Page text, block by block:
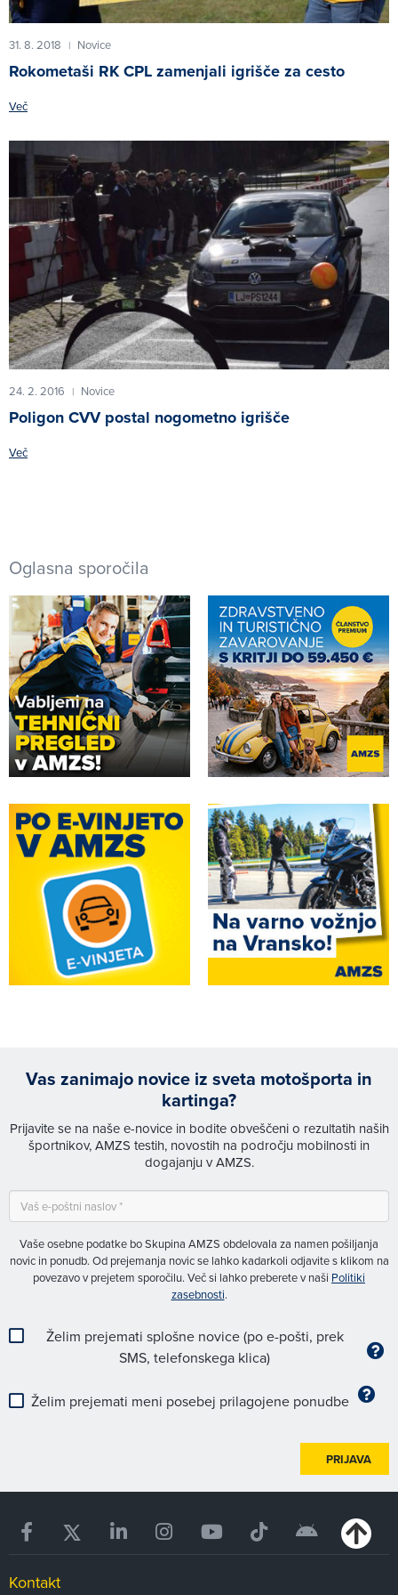
31. 8. 2018 | Novice
Rokometaši RK CPL zamenjali igrišče za cesto
Več
24. 2. 2016 | Novice
Poligon CVV postal nogometno igrišče
Več
Oglasna sporočila
Vas zanimajo novice iz sveta motošporta in
kartinga?
Prijavite se na naše e-novice in bodite obveščeni o rezultatih naših
športnikov, AMZS testih, novostih na področju mobilnosti in
dogajanju v AMZS.
Vaše osebne podatke bo Skupina AMZS obdelovala za namen pošiljanja
novic in ponudb. Od prejemanja novic se lahko kadarkoli odjavite s klikom na
povezavo v prejetem sporočilu. Več si lahko preberete v naši Politiki
zasebnosti.
Želim prejemati splošne novice (po e-pošti, prek
SMS, telefonskega klica)
Želim prejemati meni posebej prilagojene ponudbe
PRIJAVA
Kontakt